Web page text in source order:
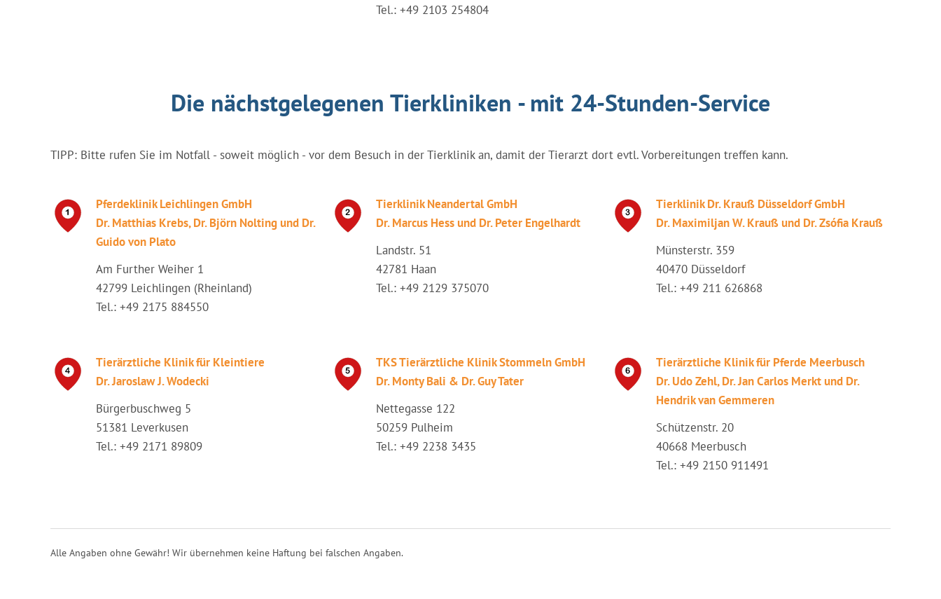
Tel.: +49 2103 254804
Die nächstgelegenen Tierkliniken - mit 24-Stunden-Service
TIPP: Bitte rufen Sie im Notfall - soweit möglich - vor dem Besuch in der Tierklinik an, damit der Tierarzt dort evtl. Vorbereitungen treffen kann.
Pferdeklinik Leichlingen GmbH
Dr. Matthias Krebs, Dr. Björn Nolting und Dr.
Guido von Plato
Am Further Weiher 1
42799 Leichlingen (Rheinland)
Tel.: +49 2175 884550
Tierklinik Neandertal GmbH
Dr. Marcus Hess und Dr. Peter Engelhardt
Landstr. 51
42781 Haan
Tel.: +49 2129 375070
Tierklinik Dr. Krauß Düsseldorf GmbH
Dr. Maximiljan W. Krauß und Dr. Zsófia Krauß
Münsterstr. 359
40470 Düsseldorf
Tel.: +49 211 626868
Tierärztliche Klinik für Kleintiere
Dr. Jaroslaw J. Wodecki
Bürgerbuschweg 5
51381 Leverkusen
Tel.: +49 2171 89809
TKS Tierärztliche Klinik Stommeln GmbH
Dr. Monty Bali & Dr. Guy Tater
Nettegasse 122
50259 Pulheim
Tel.: +49 2238 3435
Tierärztliche Klinik für Pferde Meerbusch
Dr. Udo Zehl, Dr. Jan Carlos Merkt und Dr.
Hendrik van Gemmeren
Schützenstr. 20
40668 Meerbusch
Tel.: +49 2150 911491
Alle Angaben ohne Gewähr! Wir übernehmen keine Haftung bei falschen Angaben.